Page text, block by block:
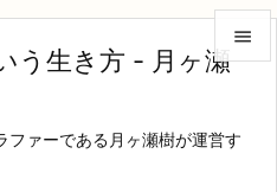
う生き方 - 月ヶ瀬
ファーである月ヶ瀬樹が運営す

